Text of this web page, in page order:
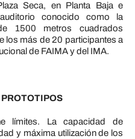
Seca, en Planta Baja e
conocido como la
1500 metros cuadrados
más de 20 participantes a
de FAIMA y del IMA.
límites. La capacidad de
y máxima utilización de los